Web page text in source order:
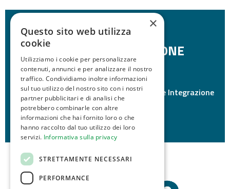
FONDO EUROPEO ASILO
MIGRAZIONE E INTEGRAZIONE
(FAMI) 2021–2027
Obiettivo Specifico 2 – Migrazione legale e Integrazione
– Misura 2.d / Ambito 2.h
PROG. 1055 – CUP H59G24000140007
×
Questo sito web utilizza
cookie
Utilizziamo i cookie per personalizzare
contenuti, annunci e per analizzare il nostro
traffico. Condividiamo inoltre informazioni
sul tuo utilizzo del nostro sito con i nostri
partner pubblicitari e di analisi che
potrebbero combinarle con altre
informazioni che hai fornito loro o che
hanno raccolto dal tuo utilizzo dei loro
servizi. Informativa sulla privacy
STRETTAMENTE NECESSARI
PERFORMANCE